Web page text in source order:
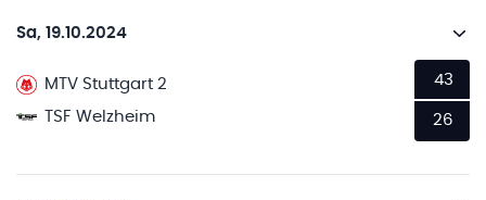
Sa, 19.10.2024
MTV Stuttgart 2
TSF Welzheim
43
26